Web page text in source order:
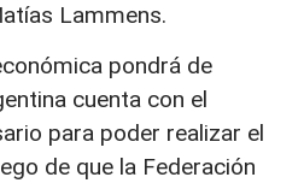
Lammens.
pondrá de
cuenta con el
para poder realizar el
de que la Federación